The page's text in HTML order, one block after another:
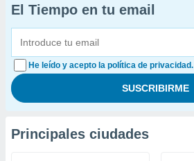
El Tiempo en tu email
He leído y acepto la política de privacidad.
Principales ciudades